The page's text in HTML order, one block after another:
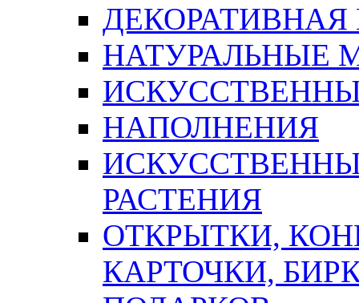
ДЕКОРАТИВНАЯ
НАТУРАЛЬНЫЕ
НАПОЛНЕНИЯ
РАСТЕНИЯ
ОТКРЫТКИ,
КАРТОЧКИ,